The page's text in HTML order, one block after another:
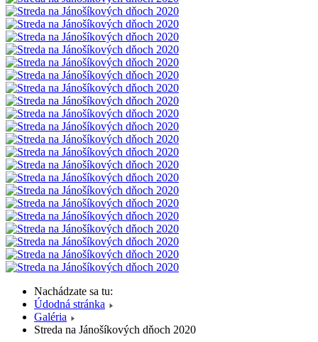
Nachádzate sa tu:
Údodná stránka
Galéria
Streda na Jánošíkových dňoch 2020